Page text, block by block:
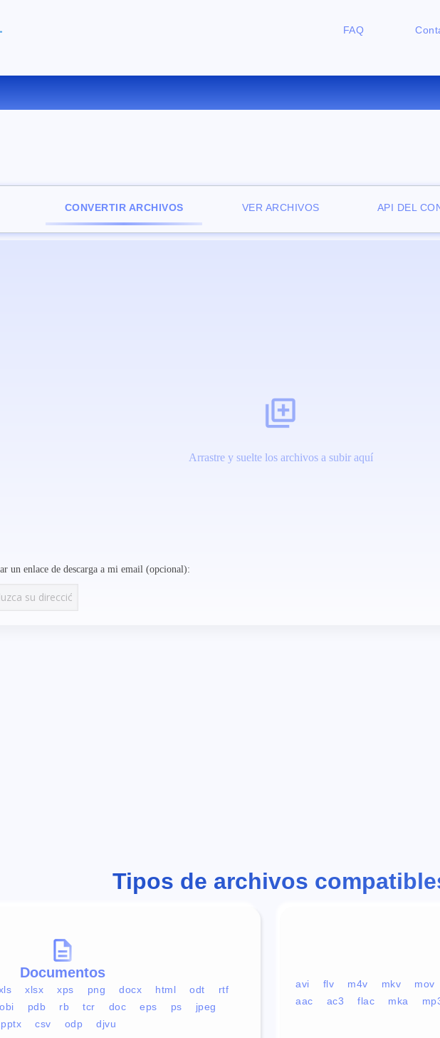
FAQ
CONVERTIR AIFF A WAV
CONVERTIR ARCHIVOS VER ARCHIVOS API DEL
Arrastre y suelte los archivos a subir aquí
un enlace de descarga a mi email (opcional):
Tipos de archivos
Documentos
xlsx xps png docx html odt
rtf
pdb rb tcr doc eps ps
jpeg
pptx csv odp djvu
avi flv m4v mkv
mov
aac
ac3 flac mka